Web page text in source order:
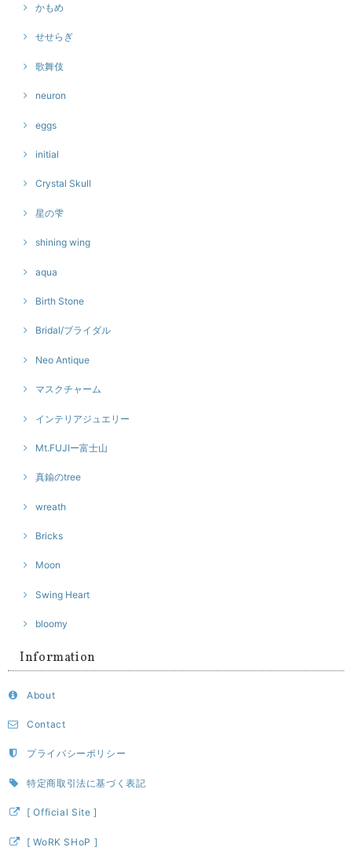
かもめ
せせらぎ
歌舞伎
neuron
eggs
initial
Crystal Skull
星の雫
shining wing
aqua
Birth Stone
Bridal/ブライダル
Neo Antique
マスクチャーム
インテリアジュエリー
Mt.FUJIー富士山
真鍮のtree
wreath
Bricks
Moon
Swing Heart
bloomy
Information
About
Contact
プライバシーポリシー
特定商取引法に基づく表記
[ Official Site ]
[ WoRK SHoP ]